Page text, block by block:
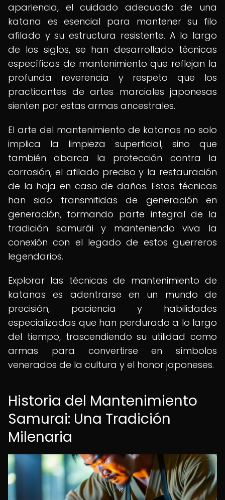
apariencia, el cuidado adecuado de una
katana es esencial para mantener su filo
afilado y su estructura resistente. A lo largo
de los siglos, se han desarrollado técnicas
específicas de mantenimiento que reflejan la
profunda reverencia y respeto que los
practicantes de artes marciales japonesas
sienten por estas armas ancestrales.
El arte del mantenimiento de katanas no solo
implica la limpieza superficial, sino que
también abarca la protección contra la
corrosión, el afilado preciso y la restauración
de la hoja en caso de daños. Estas técnicas
han sido transmitidas de generación en
generación, formando parte integral de la
tradición samurái y manteniendo viva la
conexión con el legado de estos guerreros
legendarios.
Explorar las técnicas de mantenimiento de
katanas es adentrarse en un mundo de
precisión, paciencia y habilidades
especializadas que han perdurado a lo largo
del tiempo, trascendiendo su utilidad como
armas para convertirse en símbolos
venerados de la cultura y el honor japoneses.
Historia del Mantenimiento
Samurai: Una Tradición
Milenaria